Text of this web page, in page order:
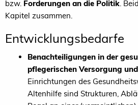
bzw. Forderungen an die Politik.
Kapitel zusammen.
Entwicklungsbedarfe
Benachteiligungen in der
pflegerischen Versorgung
Einrichtungen des
Altenhilfe sind Strukturen,